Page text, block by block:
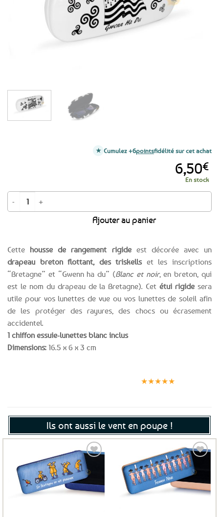
Cette housse de rangement rigideest décorée avec un
drapeau breton flottant, des triskellset les inscriptions
“Bretagne” et “Gwenn ha du” (Blanc et noir, en breton, qui
est le nom du drapeau de la Bretagne). Cetétui rigide sera
utile pour vos lunettes de vue ou vos lunettes de soleil afin
de les protéger des rayures, des chocs ou écrasement
accidentel.
1 chiffon essuie-lunettes blanc inclus
Dimensions: 16.5 x 6 x 3 cm
6,50€
En stock
quantité de Etui à lunettes rigide Bretagne triskell - Gwenn ha du
Ajouter au panier
Cumulez +6pointsfidélité sur cet achat
★★★★★
Ils ont aussi le vent en poupe !
Ajouter
aux
favoris
Ajouter
aux
favoris